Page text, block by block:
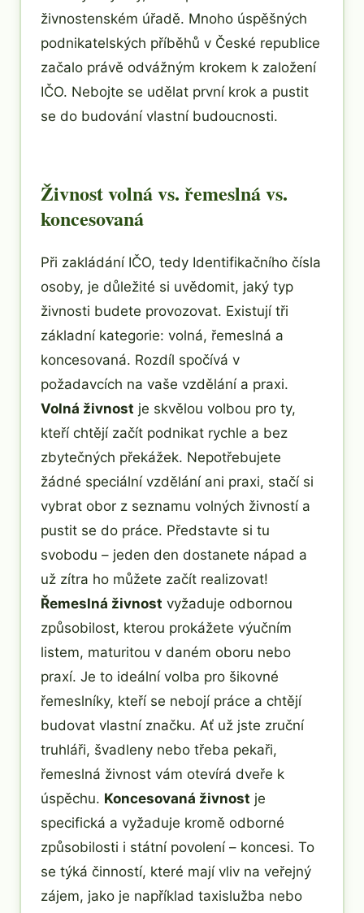
živnostenském úřadě. Mnoho úspěšných
podnikatelských příběhů v České republice
začalo právě odvážným krokem k založení
IČO. Nebojte se udělat první krok a pustit
se do budování vlastní budoucnosti.
Živnost volná vs. řemeslná vs.
koncesovaná
Při zakládání IČO, tedy Identifikačního čísla
osoby, je důležité si uvědomit, jaký typ
živnosti budete provozovat. Existují tři
základní kategorie: volná, řemeslná a
koncesovaná. Rozdíl spočívá v
požadavcích na vaše vzdělání a praxi.
Volná živnost je skvělou volbou pro ty,
kteří chtějí začít podnikat rychle a bez
zbytečných překážek. Nepotřebujete
žádné speciální vzdělání ani praxi, stačí si
vybrat obor z seznamu volných živností a
pustit se do práce. Představte si tu
svobodu – jeden den dostanete nápad a
už zítra ho můžete začít realizovat!
Řemeslná živnost vyžaduje odbornou
způsobilost, kterou prokážete výučním
listem, maturitou v daném oboru nebo
praxí. Je to ideální volba pro šikovné
řemeslníky, kteří se nebojí práce a chtějí
budovat vlastní značku. Ať už jste zruční
truhláři, švadleny nebo třeba pekaři,
řemeslná živnost vám otevírá dveře k
úspěchu. Koncesovaná živnost je
specifická a vyžaduje kromě odborné
způsobilosti i státní povolení – koncesi. To
se týká činností, které mají vliv na veřejný
zájem, jako je například taxislužba nebo